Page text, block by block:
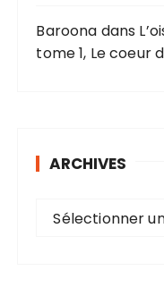
Baroona dans
tome 1, Le coeur
ARCHIVES
Sélectionner